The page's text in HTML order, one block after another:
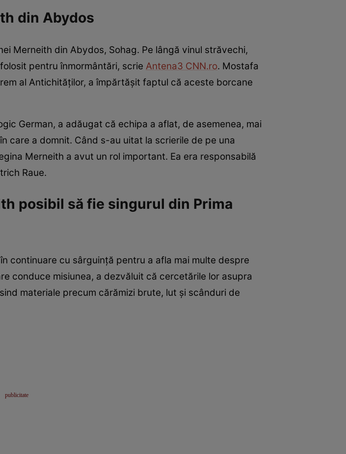
din Abydos
Merneith din Abydos, Sohag. Pe lângă vinul străvechi,
pentru înmormântări, scrie Antena3 CNN.ro. Mostafa
al Antichităţilor, a împărtăşit faptul că aceste borcane
German, a adăugat că echipa a aflat, de asemenea, mai
care a domnit. Când s-au uitat la scrierile de pe una
Merneith a avut un rol important. Ea era responsabilă
Raue.
posibil să fie singurul din Prima
continuare cu sârguinţă pentru a afla mai multe despre
conduce misiunea, a dezvăluit că cercetările lor asupra
materiale precum cărămizi brute, lut şi scânduri de